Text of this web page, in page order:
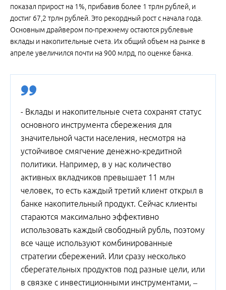
показал прирост на 1%, прибавив более 1 трлн рублей, и
достиг 67,2 трлн рублей. Это рекордный рост с начала года.
Основным драйвером по-прежнему остаются рублевые
вклады и накопительные счета. Их общий объем на рынке в
апреле увеличился почти на 900 млрд, по оценке банка.
- Вклады и накопительные счета сохранят статус
основного инструмента сбережения для
значительной части населения, несмотря на
устойчивое смягчение денежно-кредитной
политики. Например, в у нас количество
активных вкладчиков превышает 11 млн
человек, то есть каждый третий клиент открыл в
банке накопительный продукт. Сейчас клиенты
стараются максимально эффективно
использовать каждый свободный рубль, поэтому
все чаще используют комбинированные
стратегии сбережений. Или сразу несколько
сберегательных продуктов под разные цели, или
в связке с инвестиционными инструментами, –